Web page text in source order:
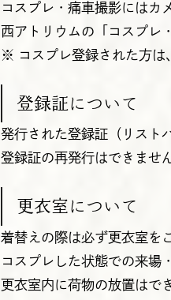
コスプレ・痛車撮影にはカ
西アトリウムの「コスプレ
※ コスプレ登録された方は
登録証について
発行された登録証（リスト
登録証の再発行はできません
更衣室について
着替えの際は必ず更衣室を
コスプレした状態での来場
更衣室内に荷物の放置はで